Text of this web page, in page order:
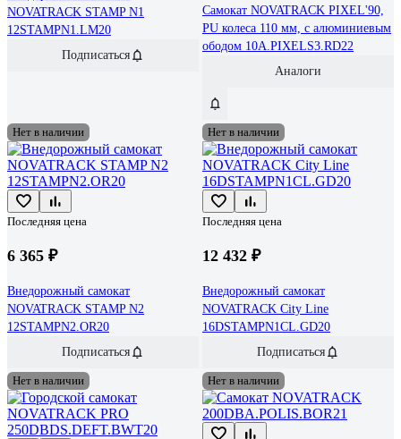
NOVATRACK STAMP N1
12STAMPN1.LM20
Подписаться
Самокат NOVATRACK PIXEL'90,
PU колеса 110 мм, с алюминиевым
ободом 10A.PIXELS3.RD22
Аналоги
Нет в наличии
Последняя цена
6 365 ₽
Внедорожный самокат
NOVATRACK STAMP N2
12STAMPN2.OR20
Подписаться
Нет в наличии
Последняя цена
12 432 ₽
Внедорожный самокат
NOVATRACK City Line
16DSTAMPN1CL.GD20
Подписаться
Нет в наличии Нет в наличии